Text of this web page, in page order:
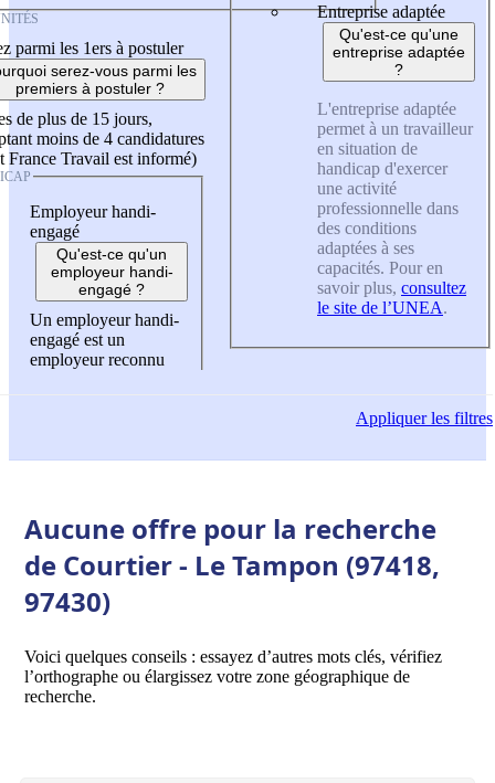
parmi les 1ers à postuler
serez-vous parmi les
premiers à postuler ?
de plus de 15 jours,
moins de 4 candidatures
France Travail est informé)
Employeur handi-
engagé
Qu'est-ce qu'un
employeur handi-
engagé ?
Un employeur handi-
engagé est un
employeur reconnu
Entreprise adaptée
Qu'est-ce qu'une
entreprise adaptée
?
L'entreprise adaptée
permet à un travailleur
en situation de
handicap d'exercer
une activité
professionnelle dans
des conditions
adaptées à ses
capacités. Pour en
savoir plus, consultez
le site de l’UNEA.
Appliquerles filtres
Aucune offre pour la recherche
de Courtier - Le Tampon (97418,
97430)
Voici quelques conseils : essayez d’autres mots clés, vérifiez
l’orthographe ou élargissez votre zone géographique de
recherche.